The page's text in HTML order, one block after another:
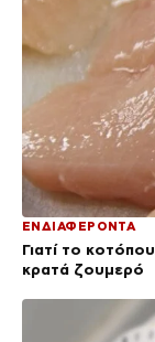
ΕΝΔΙΑΦΕΡΟΝΤΑ
Γιατί το
κρατά ζουμερό